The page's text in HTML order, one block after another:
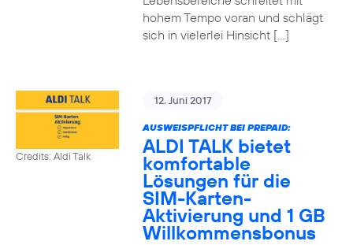
hohem Tempo voran und schlägt
sich in vielerlei Hinsicht […]
Credits: Aldi Talk
12. Juni 2017
AUSWEISPFLICHT BEI PREPAID:
ALDI TALK bietet
komfortable
Lösungen für die
SIM-Karten-
Aktivierung und 1 GB
Willkommensbonus